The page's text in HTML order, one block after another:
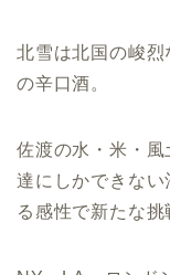
北雪は北国の峻
の辛口酒。
佐渡の水・米・風
達にしかできな
る感性で新たな挑